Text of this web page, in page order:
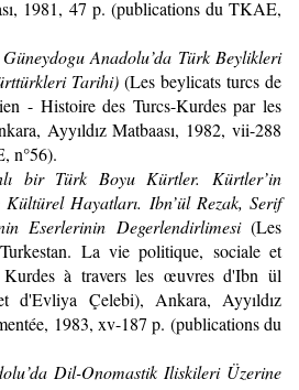
1981, 47 p. (publications du TKAE,
Anadolu’da Türk Beylikleri
Tarihi) (Les beylicats turcs de
- Histoire des Turcs-Kurdes par les
Ayyıldız Matbaası, 1982, vii-288
n°56).
bir Türk Boyu Kürtler. Kürtler’in
Hayatları. Ibn’ül Rezak, Serif
Eserlerinin Degerlendirlimesi(Les
La vie politique, sociale et
à travers les œuvres d'Ibn ül
d'Evliya Çelebi), Ankara, Ayyıldız
1983, xv-187 p. (publications du
Dil-Onomastik Iliskileri Üzerine